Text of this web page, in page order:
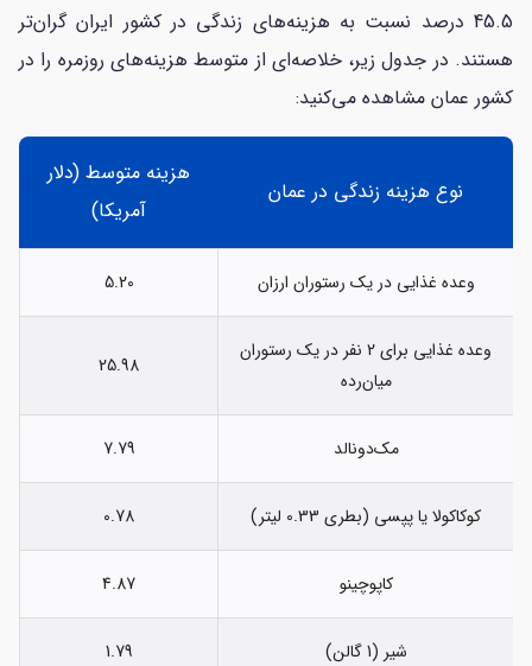
45.5 درصد نسبت به هزینه‌های زندگی در کشور ایران گران‌تر
هستند. در جدول زیر، خلاصه‌ای از متوسط هزینه‌های روزمره را در
کشور عمان مشاهده می‌کنید:
نوع هزینه زندگی در عمان
هزینه متوسط (دلار
آمریکا)
وعده غذایی در یک رستوران ارزان 5.20
وعده غذایی برای 2 نفر در یک رستوران
میان‌رده
25.98
مک‌دونالد 7.79
کوکاکولا یا پپسی (بطری 0.33 لیتر) 0.78
کاپوچینو 4.87
شیر (1 گالن) 1.79